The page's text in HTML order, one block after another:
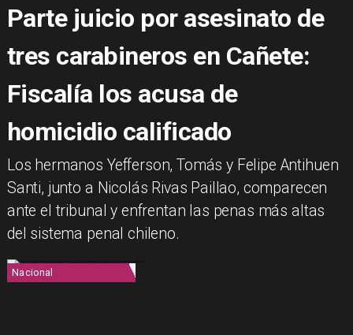
Parte juicio por asesinato de
tres carabineros en Cañete:
Fiscalía los acusa de
homicidio calificado
Los hermanos Yefferson, Tomás y Felipe Antihuen
Santi, junto a Nicolás Rivas Paillao, comparecen
ante el tribunal y enfrentan las penas más altas
del sistema penal chileno.
Nacional